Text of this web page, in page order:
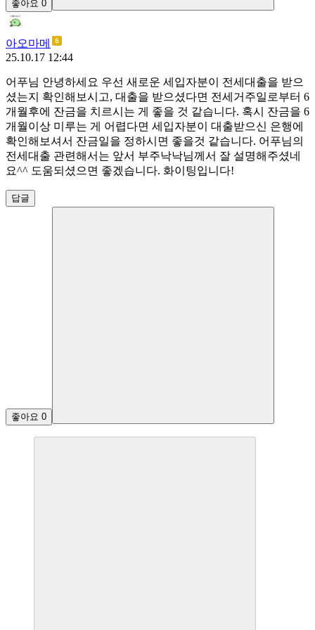
좋아요 0
아오마메
25.10.17 12:44
어푸님 안녕하세요 우선 새로운 세입자분이 전세대출을 받으
셨는지 확인해보시고, 대출을 받으셨다면 전세거주일로부터 6
개월후에 잔금을 치르시는 게 좋을 것 같습니다. 혹시 잔금을 6
개월이상 미루는 게 어렵다면 세입자분이 대출받으신 은행에
확인해보셔서 잔금일을 정하시면 좋을것 같습니다. 어푸님의
전세대출 관련해서는 앞서 부주낙낙님께서 잘 설명해주셨네
요^^ 도움되셨으면 좋겠습니다. 화이팅입니다!
답글
좋아요 0